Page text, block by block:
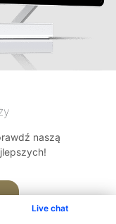
Live chat
naszą